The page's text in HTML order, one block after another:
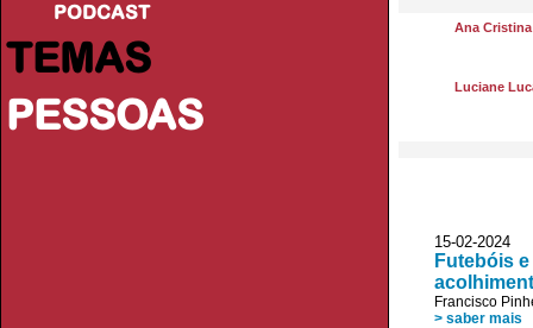
PODCAST
TEMAS
PESSOAS
Ana
Luciane
15-02-
Futebóis
Francisco
> saber mais